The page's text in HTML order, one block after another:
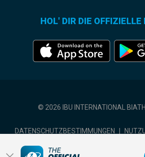
HOL' DIR DIE OFFIZIELLE
© 2026 IBU INTERNATIONAL
DATENSCHUTZBESTIMMUNGEN
COOKIE-